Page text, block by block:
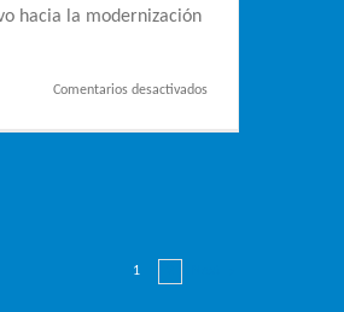
hacia la modernización
Comentarios desactivadosen
1